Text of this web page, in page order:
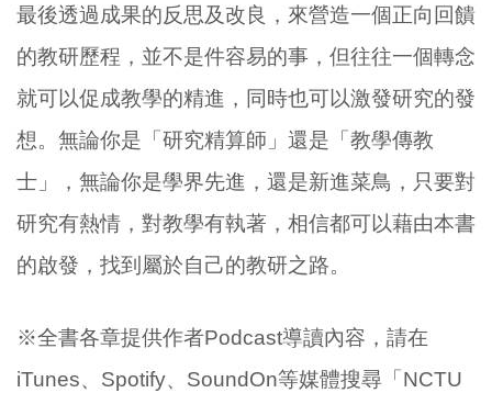
最後透過成果的反思及改良，來營造一個正向回饋
的教研歷程，並不是件容易的事，但往往一個轉念
就可以促成教學的精進，同時也可以激發研究的發
想。無論你是「研究精算師」還是「教學傳教
士」，無論你是學界先進，還是新進菜鳥，只要對
研究有熱情，對教學有執著，相信都可以藉由本書
的啟發，找到屬於自己的教研之路。
※全書各章提供作者Podcast導讀內容，請在
iTunes、 Spotify、 SoundOn等媒體搜尋「 NCTU